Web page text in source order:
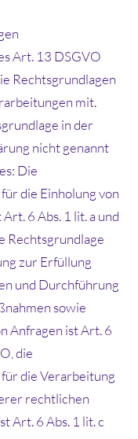
Art. 13 DSGVO
Rechtsgrundlagen
mit.
in der
nicht genannt
Die
die Einholung von
6 Abs. 1 lit. a und
Rechtsgrundlage
zur Erfüllung
und Durchführung
sowie
Anfragen ist Art. 6
die
die Verarbeitung
rechtlichen
Art. 6 Abs. 1 lit. c